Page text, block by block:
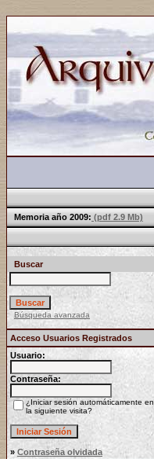
Memoria año 2009: (pdf 2.9 Mb)
Buscar
Búsqueda avanzada
Acceso Usuarios Registrados
Usuario:
Contraseña:
¿Iniciar sesión automáticamente en
la siguiente visita?
» Contraseña olvidada